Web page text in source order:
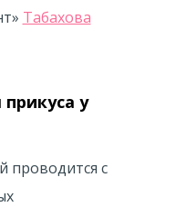
Табахова
у
проводится с